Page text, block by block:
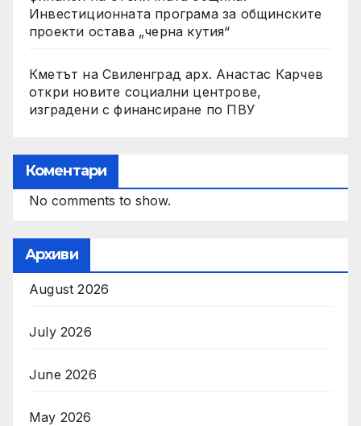
Инвестиционната програма за общинските
проекти остава „черна кутия“
Кметът на Свиленград арх. Анастас Карчев
откри новите социални центрове,
изградени с финансиране по ПВУ
Коментари
No comments to show.
Архиви
August 2026
July 2026
June 2026
May 2026